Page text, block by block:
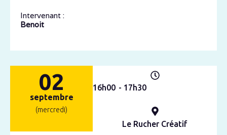
Intervenant :
Benoit
02
septembre
(mercredi)
16h00 - 17h30
Le Rucher Créatif